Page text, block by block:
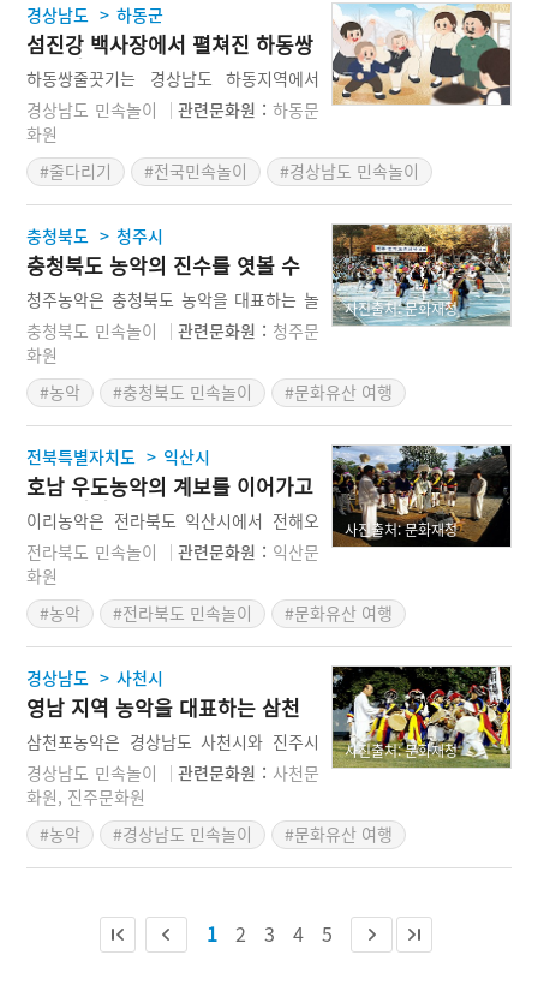
대가 바뀌고 시간이 흐르는 과정에서 오늘
날에는 지신밟기와 판굿이 중요한 연희 내
용으로 자리매김을 하였다. 이 농악은 다
소 투박하지만 맺고 푸는 것이 명확한 농
악으로 평가를 받고 있다.
경상남도 > 하동군
섬진강 백사장에서 펼쳐진 하동쌍
줄끗기
하동쌍줄끗기는 경상남도 하동지역에서
전승되는 줄다리기로 풍농과 마을의 안녕
을 기원하기 위해 행해지는 놀이이다. 이
놀이는 두 편으로 나눠 줄을 당겼는데 줄
을 당기는 시기는 정월대보름이다. 집집마
다 줄을 걷어 줄을 제작한 다음 아이들을
중심으로 놀이를 진행한 뒤에 본격적으로
어른들의 놀이로 확대된다. 줄을 당기는
과정이 치열하여 예전에는 이틀 동안 줄을
당겼다고 한다.
경상남도 민속놀이 관련문화원 : 하동문
화원
#줄다리기
#전국민속놀이 #경상남도 민속놀이
사진출처: 문화재청
충청북도 > 청주시
충청북도 농악의 진수를 엿볼 수
있는 청주농악
청주농악은 충청북도 농악을 대표하는 놀
이로 청주시에 속한 신촌동 및 지동을 중
심으로 전승되던 농악이다. 평야지대와 다
소 거리가 멀어 보이는 청주에는 미호(美
湖)라는 큰 평야가 있는데 이 농악의 시작
과 역사는 이 평야와 어떤 형태로든 관련
이 깊다고 한다. 이 농악의 편성은 기수와
치배(악기), 잡색으로 구분된다. 그리고 울
림채-입장굿-태극놀이-멍석말이-꽃봉오
리-쌍줄백이-법고놀이-삼성-십자놀이-사
성-새조시-좌우치기-채상놀이-갈지차-퇴
장 순으로 일련의 연희가 진행된다.
충청북도 민속놀이 관련문화원 : 청주문
화원
#농악
#충청북도 민속놀이 #문화유산 여행
사진출처: 문화재청
전북특별자치도 > 익산시
호남 우도농악의 계보를 이어가고
있는 이리농악
이리농악은 전라북도 익산시에서 전해오
는 농악으로, 이리란 익산의 옛 지명을 말
한다. 이 농악은 현재 국가무형문화재(11-
3)로 지정이 되었으며, 호남 좌도농악과
대비되는 개념인 호남 우도농악을 대표하
는 놀이이자 농악으로 알려져 있다. 정확
한 역사는 알기 어렵지만 이 농악은 익산
주변 지역을 중심으로 한 농악과 익산 본
토 농악으로 구분된다. 오늘날의 연희 내
용의 핵심은 판굿이고, 판굿에는 오채질굿
을 비롯해 여러 놀이가 진행된다.
전라북도 민속놀이 관련문화원 : 익산문
화원
#농악
#전라북도 민속놀이 #문화유산 여행
사진출처: 문화재청
경상남도 > 사천시
영남 지역 농악을 대표하는 삼천
포농악
삼천포농악은 경상남도 사천시와 진주시
일대에서 전승되는 농악으로 영남 지역을
대표하는 농악으로 알려져 있다. 1966년
에 국가무형문화재로 지정된 이 농악은 농
업 이외에 군사놀이로서의 성격을 지니고
있는 놀이다. 삼천포 농악은 집돌음과 판
판굿인데 모두 12과장으로 구성되어 있
다. 그리고 전체적으로 남성미가 넘치며,
경상남도 민속놀이 관련문화원 : 사천문
화원, 진주문화원
#농악
#경상남도 민속놀이 #문화유산 여행
1 2 3 4 5